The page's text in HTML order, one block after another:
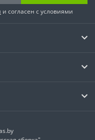
и согласен с условиями